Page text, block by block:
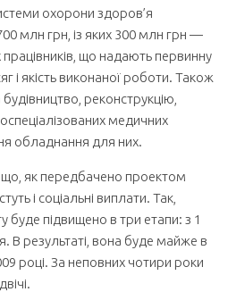
охорони здоров’я
млн грн, із яких 300 млн грн —
що надають первинну
і якість виконаної роботи. Також
реконструкцію,
медичних
обладнання для них.
як передбачено проектом
і соціальні виплати. Так,
буде підвищено в три етапи: з 1
В результаті, вона буде майже в
році. За неповних чотири роки